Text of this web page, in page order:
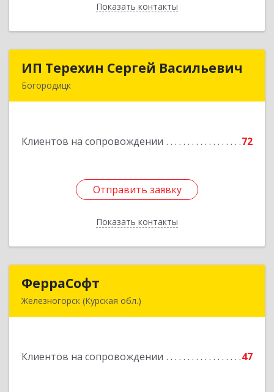
Показать контакты
Назад
ИП Терехин Сергей Васильевич
Богородицк
Клиентов на сопровождении 72
Отправить заявку
Показать контакты
ИП Терехин Сергей Васильевич
Подробнее
Отправить заявку
Назад
ФерраСофт
Железногорск (Курская обл.)
Клиентов на сопровождении 47
Подробнее